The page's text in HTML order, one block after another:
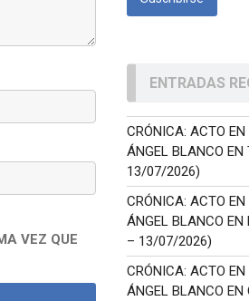
VEZ QUE
ENTRADAS
CRÓNICA: ACTO EN
ÁNGEL BLANCO
13/07/2026)
CRÓNICA: ACTO EN
ÁNGEL BLANCO
– 13/07/2026)
CRÓNICA: ACTO EN
ÁNGEL BLANCO EN